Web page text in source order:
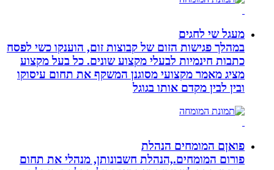
מעגל שי לחגים
במהלך פגישות הזום של קבוצות זום, הוענקו כשי לפסח
כתבות חינמיות לבעלי מקצוע שונים. כל בעל מקצוע
מציג מאמר מקצועי מסוגנן המשקף את תחום עיסוקו
ובין לבין מקדם אותו בגוגל
פואןם המומחים הנהלת
פורום המומחים.,הנהלת חשבונותן, מנהלי את תחום